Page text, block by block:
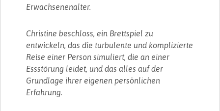
Erwachsenenalter.
Christine beschloss, ein Brettspiel zu
entwickeln, das die turbulente und komplizierte
Reise einer Person simuliert, die an einer
Essstörung leidet, und das alles auf der
Grundlage ihrer eigenen persönlichen
Erfahrung.